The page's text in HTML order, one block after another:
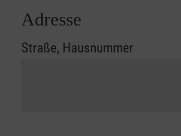
Adresse
Straße, Hausnummer